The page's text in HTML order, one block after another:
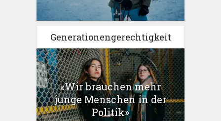
Generationengerechtigkeit
«Wir brauchen mehr
junge Menschen in der
Politik»